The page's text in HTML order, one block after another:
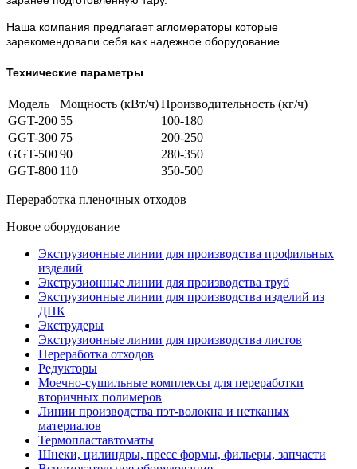
Наша компания предлагает агломераторы которые
зарекомендовали себя как надежное оборудование.
Технические параметры
Модель Мощность (кВт/ч)Производительность (кг/ч)
GGT-200 55
100-180
GGT-300 75
200-250
GGT-50090
280-350
GGT-800 110 350-500
Переработка пленочных отходов
Новое оборудование
Экструзионные линии для производства профильных
изделий
Экструзионные линии для производства труб
Экструзионные линии для производства изделий из
ДПК
Экструдеры
Экструзионные линии для производства листов
Переработка отходов
Редукторы
Моечно-сушильные комплексы для переработки
вторичных полимеров
Линии производства пэт-волокна и нетканых
материалов
Термопластавтоматы
Шнеки, цилиндры, пресс формы, фильеры, запчасти